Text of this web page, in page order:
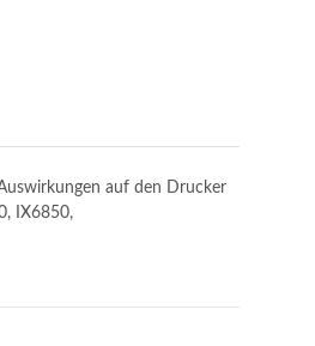
auf den Drucker
IX6850,